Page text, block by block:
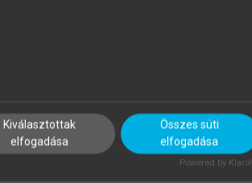
MI – ÁLTALÁNOS IRÁNYELVEK
Kiválasztottak
elfogadása
Összes süti
elfogadása
Powered by Klaro!